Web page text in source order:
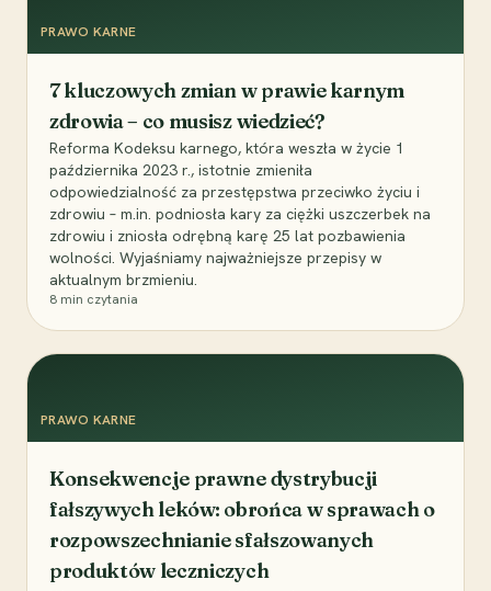
PRAWO KARNE
7 kluczowych zmian w prawie karnym
zdrowia – co musisz wiedzieć?
Reforma Kodeksu karnego, która weszła w życie 1
października 2023 r., istotnie zmieniła
odpowiedzialność za przestępstwa przeciwko życiu i
zdrowiu – m.in. podniosła kary za ciężki uszczerbek na
zdrowiu i zniosła odrębną karę 25 lat pozbawienia
wolności. Wyjaśniamy najważniejsze przepisy w
aktualnym brzmieniu.
8 min czytania
PRAWO KARNE
Konsekwencje prawne dystrybucji
fałszywych leków: obrońca w sprawach o
rozpowszechnianie sfałszowanych
produktów leczniczych